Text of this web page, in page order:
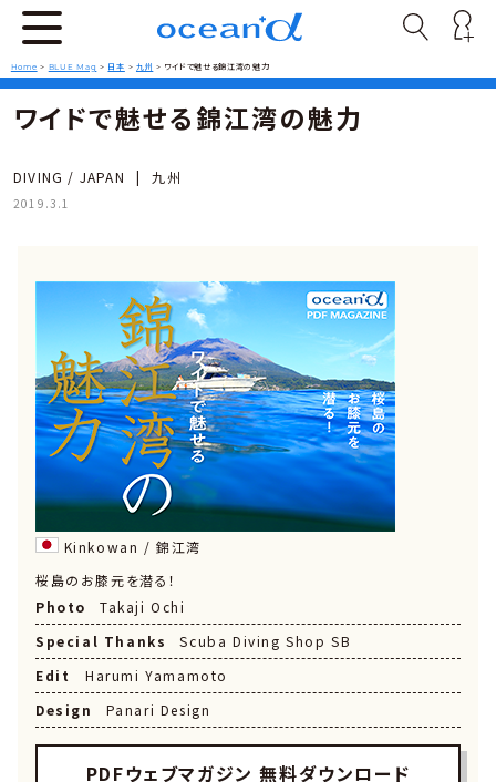
Home > BLUE Mag > 日本 > 九州 > ワイドで魅せる錦江湾の魅力
ワイドで魅せる錦江湾の魅力
DIVING / JAPAN | 九州
2019.3.1
Kinkowan / 錦江湾
桜島のお膝元を潜る！
Photo
Takaji Ochi
Special Thanks
Scuba Diving Shop SB
Edit
Harumi Yamamoto
Design
Panari Design
PDFウェブマガジン 無料ダウンロード